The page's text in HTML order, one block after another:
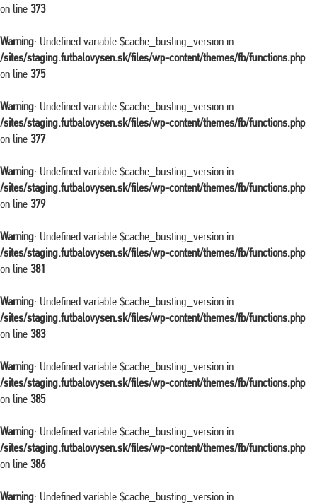
on line 373
Warning: Undefined variable $cache_busting_version in
/sites/staging.futbalovysen.sk/files/wp-content/themes/fb/functions.php
on line 375
Warning: Undefined variable $cache_busting_version in
/sites/staging.futbalovysen.sk/files/wp-content/themes/fb/functions.php
on line 377
Warning: Undefined variable $cache_busting_version in
/sites/staging.futbalovysen.sk/files/wp-content/themes/fb/functions.php
on line 379
Warning: Undefined variable $cache_busting_version in
/sites/staging.futbalovysen.sk/files/wp-content/themes/fb/functions.php
on line 381
Warning: Undefined variable $cache_busting_version in
/sites/staging.futbalovysen.sk/files/wp-content/themes/fb/functions.php
on line 383
Warning: Undefined variable $cache_busting_version in
/sites/staging.futbalovysen.sk/files/wp-content/themes/fb/functions.php
on line 385
Warning: Undefined variable $cache_busting_version in
/sites/staging.futbalovysen.sk/files/wp-content/themes/fb/functions.php
on line 386
Warning: Undefined variable $cache_busting_version in